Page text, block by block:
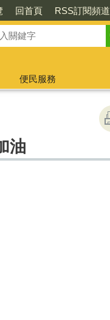
回首頁 RSS訂閱頻道
便民服務
油